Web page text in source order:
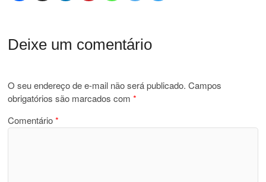
Deixe um comentário
O seu endereço de e-mail não será publicado. Campos
obrigatórios são marcados com*
Comentário*